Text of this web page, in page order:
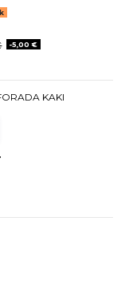
-5,00 €
KAKI